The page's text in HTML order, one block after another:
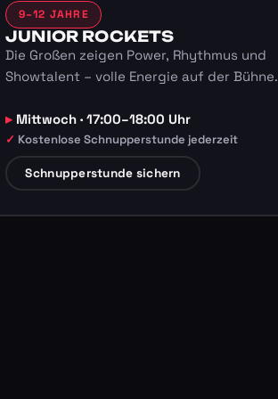
9–12 JAHRE
JUNIOR ROCKETS
Die Großen zeigen Power, Rhythmus und
Showtalent – volle Energie auf der Bühne.
Mittwoch · 17:00–18:00 Uhr
Kostenlose Schnupperstunde jederzeit
Schnupperstunde sichern